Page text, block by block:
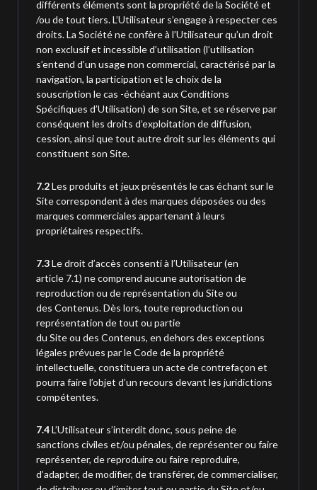
différents éléments sont la propriété de la Sociétéet
/ou de tout tiers. L’Utilisateur s’engage à respecter ces
droits. La Société ne confère à l’Utilisateur qu’un droit
non exclusif et incessible d’utilisation (l’utilisation
s’entend d’un usage non commercial, caractérisé par la
navigation, la participation et le choix de la
souscription le cas -échéant aux Conditions
Spécifiques d’Utilisation) de son Site, et se réserve par
conséquent les droits d’exploitation de diffusion,
cession, ainsi que tout autre droit sur les éléments qui
constituent son Site.
7.2Les produits et jeux présentés le cas échant sur le
Site correspondent à des marques déposées ou des
marques commerciales appartenant à leurs
propriétaires respectifs.
7.3Le droit d’accès consenti à l’Utilisateur (en
article 7.1) ne comprend aucune autorisation de
reproduction ou de représentation du Site ou
des Contenus. Dès lors, toute reproduction ou
représentation de tout ou partie
du Site ou des Contenus, en dehors des exceptions
légales prévues par le Code de la propriété
intellectuelle, constituera un acte de contrefaçon et
pourra faire l’objet d’un recours devant les juridictions
compétentes.
7.4L’Utilisateur s’interdit donc, sous peine de
sanctions civiles et/ou pénales, de représenter ou faire
représenter, de reproduire ou faire reproduire,
d’adapter, de modifier, de transférer, de commercialiser,